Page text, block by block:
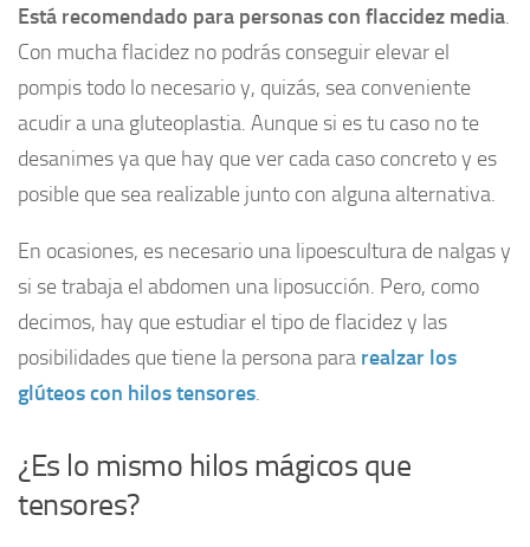
Está recomendado para personas con flaccidez media.
Con mucha flacidez no podrás conseguir elevar el
pompis todo lo necesario y, quizás, sea conveniente
acudir a una gluteoplastia. Aunque si es tu caso no te
desanimes ya que hay que ver cada caso concreto y es
posible que sea realizable junto con alguna alternativa.
En ocasiones, es necesario una lipoescultura de nalgas y
si se trabaja el abdomen una liposucción. Pero, como
decimos, hay que estudiar el tipo de flacidez y las
posibilidades que tiene la persona para realzar los
glúteos con hilos tensores.
¿Es lo mismo hilos mágicos que
tensores?